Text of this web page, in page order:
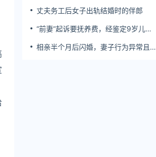
丈夫务工后女子出轨结婚时的伴郎
“前妻”起诉要抚养费，经鉴定9岁儿子
相亲半个月后闪婚，妻子行为异常且持